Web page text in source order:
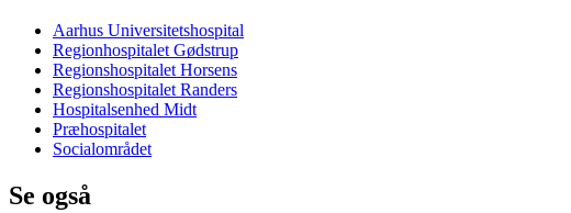
Aarhus Universitetshospital
Regionhospitalet Gødstrup
Regionshospitalet Horsens
Regionshospitalet Randers
Hospitalsenhed Midt
Præhospitalet
Socialområdet
Se også